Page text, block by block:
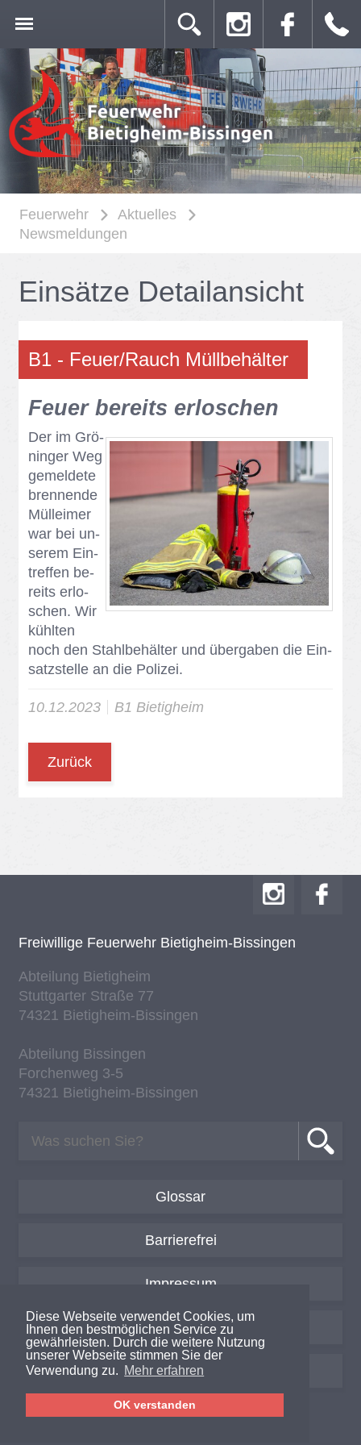
Diese Webseite verwendet Cookies, um
Ihnen den bestmöglichen Service zu
gewährleisten. Durch die weitere Nutzung
unserer Webseite stimmen Sie der
Verwendung zu. Mehr erfahren
OK verstanden
Feuerwehr
Aktuelles
Newsmeldungen
Ein­sät­ze De­tail­an­sicht
B1 - Feu­er/​Rauch Müll­be­häl­ter
Feu­er be­reits er­lo­schen
Der im Grö­
nin­ger Weg
ge­mel­de­te
bren­nen­de
Müll­ei­mer
war bei un­
se­rem Ein­
tref­fen be­
reits er­lo­
schen. Wir
kühl­ten
noch den Stahl­be­häl­ter und über­ga­ben die Ein­
satz­stel­le an die Po­li­zei.
10.12.2023 B1 Bie­tig­heim
Zurück
Frei­wil­li­ge Feu­er­wehr Bie­tig­heim-Bis­sin­gen
Ab­tei­lung Bie­tig­heim
Stutt­gar­ter Stra­ße 77
74321 Bie­tig­heim-Bis­sin­gen
Ab­tei­lung Bis­sin­gen
For­chen­weg 3-5
74321 Bie­tig­heim-Bis­sin­gen
Glossar
Barrierefrei
Impressum
Datenschutzerklärung
Login / Intern